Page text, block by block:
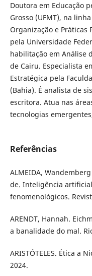
Doutora em Educação
Grosso (UFMT), na
Organização e Práticas
pela Universidade
habilitação em Análise
de Cairu. Especialista
Estratégica pela
(Bahia). É analista de
escritora. Atua nas
tecnologias
Referências
ALMEIDA,
de. Inteligência
fenomenológicos.
ARENDT, Hannah.
a banalidade do mal.
ARISTÓTELES. Ética a
2024.